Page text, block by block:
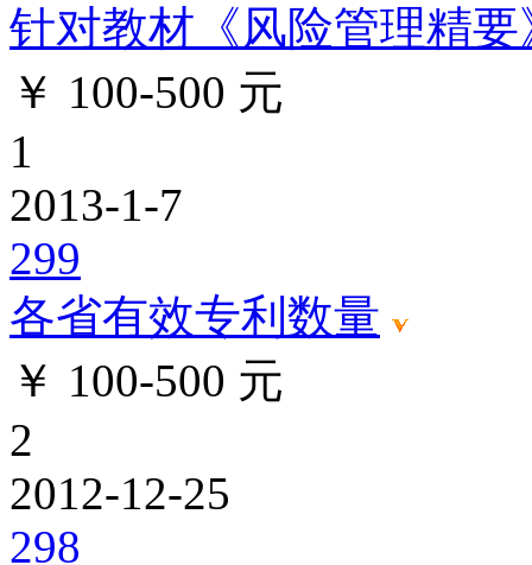
针对教材《风险管理精
￥ 100-500 元
1
2013-1-7
299
各省有效专利数量
￥ 100-500 元
2
2012-12-25
298